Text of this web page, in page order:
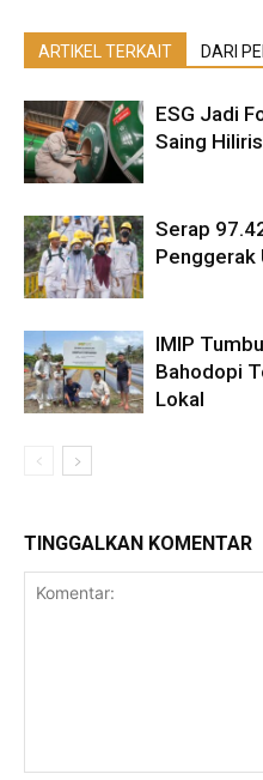
ARTIKEL TERKAIT DARI
ESG Jadi
Saing
Serap
Penggerak
IMIP
Bahodopi
Lokal
TINGGALKAN KOMENTAR